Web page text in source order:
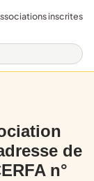
inscrites
de
n°